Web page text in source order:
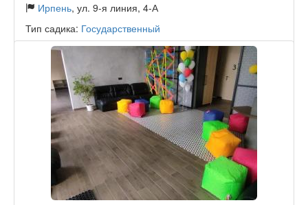
Ирпень, ул. 9-я линия, 4-А
Тип садика: Государственный